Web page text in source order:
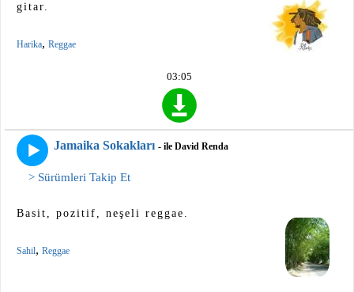
gitar.
Harika, Reggae
03:05
Jamaika Sokakları - ile David Renda
> Sürümleri Takip Et
Basit, pozitif, neşeli reggae.
Sahil, Reggae